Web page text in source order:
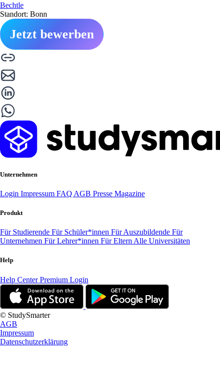
Bechtle
Standort: Bonn
Jetzt bewerben
Unternehmen
Login Impressum FAQ AGB Presse Magazine
Produkt
Für Studierende Für Schüler*innen Für Auszubildende Für
Unternehmen Für Lehrer*innen Für Eltern Alle Universitäten
Help
Help CenterPremium Login
© StudySmarter
AGB
Impressum
Datenschutzerklärung